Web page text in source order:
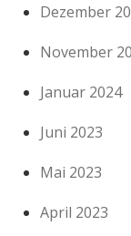
Dezember
November
Januar 2024
Juni 2023
Mai 2023
April 2023